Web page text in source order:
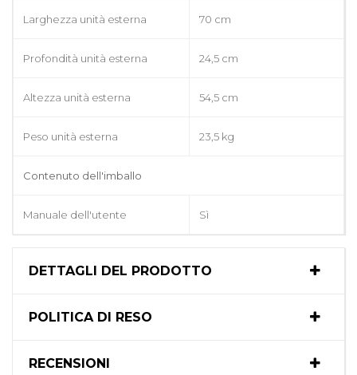
Larghezza unità esterna 70 cm
Profondità unità esterna 24,5 cm
Altezza unità esterna 54,5 cm
Peso unità esterna 23,5 kg
Contenuto dell'imballo
Manuale dell'utente Sì
DETTAGLI DEL PRODOTTO
POLITICA DI RESO
RECENSIONI